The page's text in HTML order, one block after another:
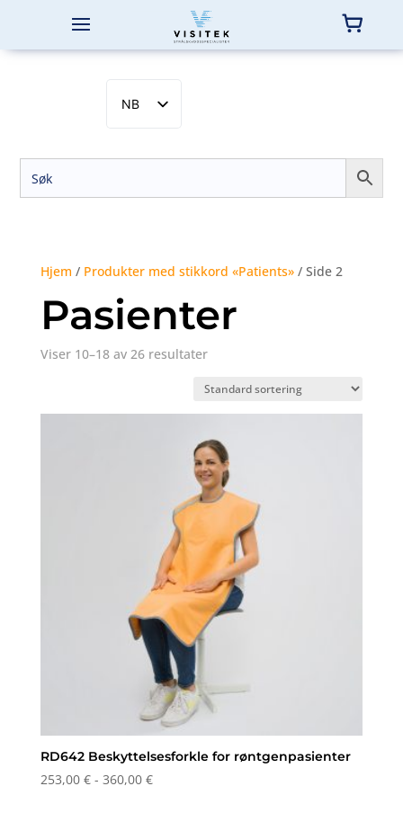
NB
EN
SV
Hjem / Produkter med stikkord «Patients»/ Side 2
Pasienter
Viser 10–18 av 26 resultater
RD642 Beskyttelsesforkle for røntgenpasienter
253,00 € - 360,00 €Prisområde: